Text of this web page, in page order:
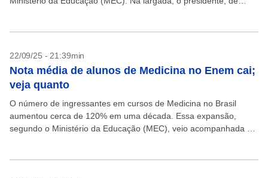
22/09/25 - 21:39min
Nota média de alunos de Medicina no Enem cai;
veja quanto
O número de ingressantes em cursos de Medicina no Brasil
aumentou cerca de 120% em uma década. Essa expansão,
segundo o Ministério da Educação (MEC), veio acompanhada da